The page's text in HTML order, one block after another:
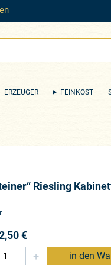
ERZEUGER FEINKOST
Riesling
€
+ in den